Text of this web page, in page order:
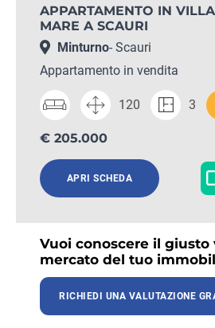
APPARTAMENTO IN
MARE A SCAURI
Minturno- Scauri
Appartamento in vendita
120 3
€ 205.000
APRI SCHEDA
Vuoi conoscere il giusto
mercato del tuo
RICHIEDI UNA VALUTAZIONE